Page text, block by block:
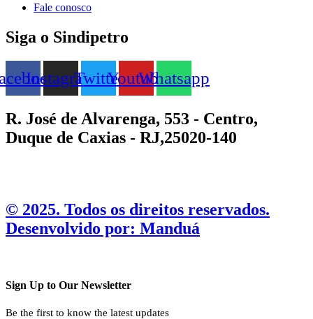
Fale conosco
Siga o Sindipetro
InstagramTwitterYoutubeWhatsapp
R. José de Alvarenga, 553 - Centro,
Duque de Caxias - RJ,25020-140
©️ 2025. Todos os direitos reservados.
Desenvolvido por: Manduá
Sign Up to Our Newsletter
Be the first to know the latest updates